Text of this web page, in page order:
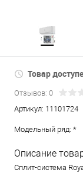
Товар
Отзывов: 0
Артикул: 11101724
Модельный ряд: *
Описание
Сплит-система